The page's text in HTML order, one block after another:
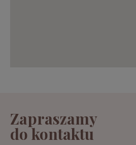
Zapraszamy
do kontaktu